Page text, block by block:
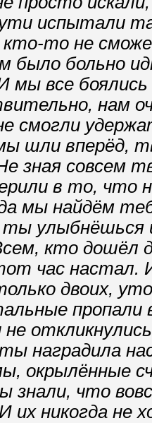
испытали
то не
было больно
мы все
нам
смогли
шли вперёд,
зная совсем
в то, что
мы найдём
улыбнёшься
кто дошёл
час настал.
двоих,
пропали
не
наградила
окрылённые
знали, что
И их никогда не